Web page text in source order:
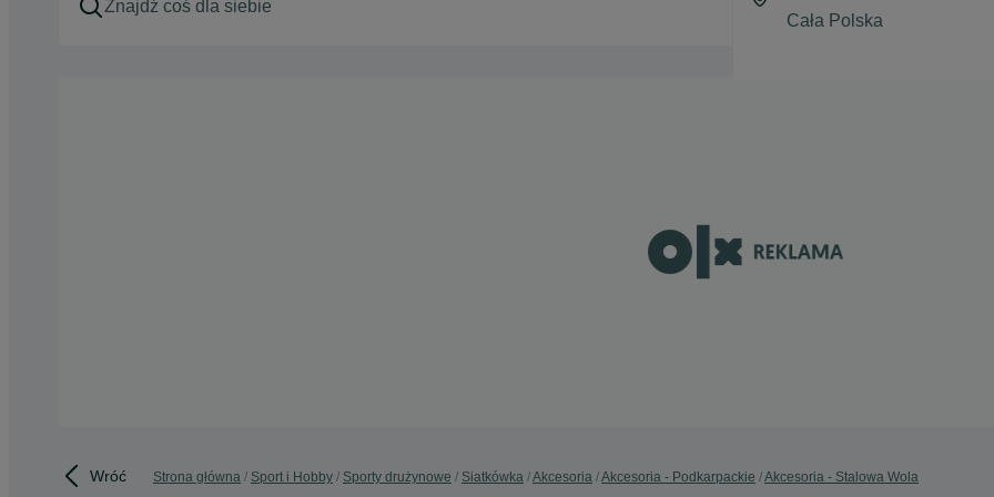
Wróć Strona główna Sport i Hobby Sporty drużynowe Siatkówka Akcesoria Akcesoria - Podkarpackie Akcesoria - Stalowa Wola